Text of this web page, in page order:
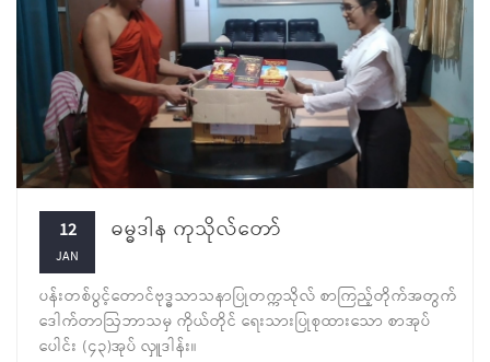
12
JAN
ဓမ္ဓဒါန ကုသိုလ်တော်
ပန်းတစ်ပွင့်တောင်ဗုဒ္ဓသာသနာပြုတက္ကသိုလ် စာကြည့်တိုက်အတွက်
ဒေါက်တာဩဘာသမှ ကိုယ်တိုင် ရေးသားပြုစုထားသော စာအုပ်
ပေါင်း (၄၃)အုပ် လှူဒါန်း။